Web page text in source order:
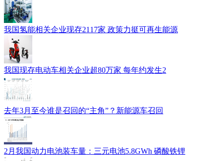
我国氢能相关企业现存2117家 政策力挺可再生能源
我国现存电动车相关企业超80万家 每年约发生2
去年3月至今谁是召回的“主角”？新能源车召回
2月我国动力电池装车量：三元电池5.8GWh 磷酸铁锂